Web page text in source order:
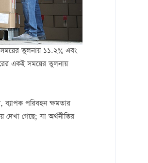
তুলনায় ১১.২% এবং
একই সময়ের তুলনায়
ব্যাপক পরিবহন ক্ষমতার
দেখা গেছে; যা অর্থনীতির